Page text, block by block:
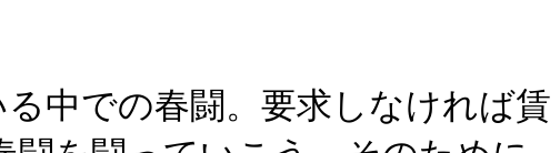
中での春闘。要求しなければ賃